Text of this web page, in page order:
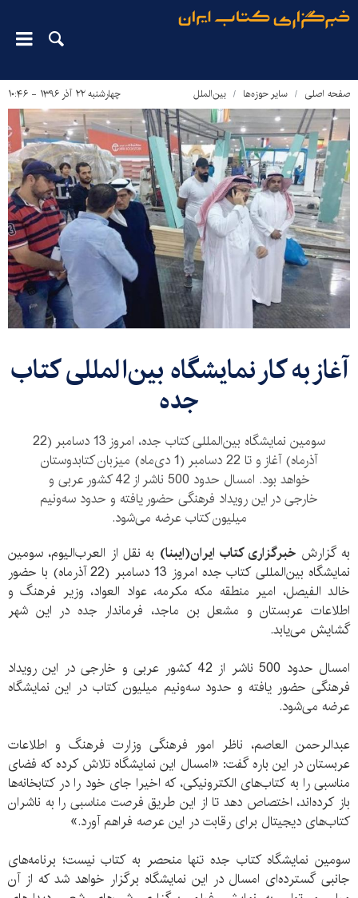
صفحه اصلی سایر حوزه‌ها بین‌الملل چهارشنبه ۲۲ آذر ۱۳۹۶ - ۱۰:۴۶
​آغاز به کار نمایشگاه بین‌المللی کتاب
جده
سومین نمایشگاه بین‌المللی کتاب جده، امروز 13 دسامبر (22
آذرماه) آغاز و تا 22 دسامبر (1 دی‌ماه) میزبان کتابدوستان
خواهد بود. امسال حدود 500 ناشر از 42 کشور عربی و
خارجی در این رویداد فرهنگی حضور یافته و حدود سه‌و‌نیم
میلیون کتاب عرضه می‌شود.
به گزارش خبرگزاری کتاب ایران(ایبنا) به نقل از العرب‌الیوم، سومین
نمایشگاه بین‌المللی کتاب جده امروز 13 دسامبر (22 آذرماه) با حضور
خالد الفیصل، امیر منطقه مکه مکرمه، عواد العواد، وزیر فرهنگ و
اطلاعات عربستان و مشعل بن ماجد، فرماندار جده در این شهر
گشایش می‌یابد.
امسال حدود 500 ناشر از 42 کشور عربی و خارجی در این رویداد
فرهنگی حضور یافته و حدود سه‌و‌نیم میلیون کتاب در این نمایشگاه
عرضه می‌شود.
عبدالرحمن العاصم، ناظر امور فرهنگی وزارت فرهنگ و اطلاعات
عربستان در این باره گفت: «امسال این نمایشگاه تلاش کرده که فضای
مناسبی را به کتاب‌های الکترونیکی، که اخیرا جای خود را در کتابخانه‌ها
باز کرده‌اند، اختصاص دهد تا از این طریق فرصت مناسبی را به ناشران
کتاب‌های دیجیتال برای رقابت در این عرصه فراهم آورد.»
سومین نمایشگاه کتاب جده تنها منحصر به کتاب نیست؛ برنامه‌های
جانبی گسترده‌ای امسال در این نمایشگاه برگزار خواهد شد که از آن